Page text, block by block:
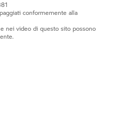
conformemente alla
nei video di questo sito possono